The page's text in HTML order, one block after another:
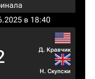
в 18:40
Д. Кравчик
Н. Скупски